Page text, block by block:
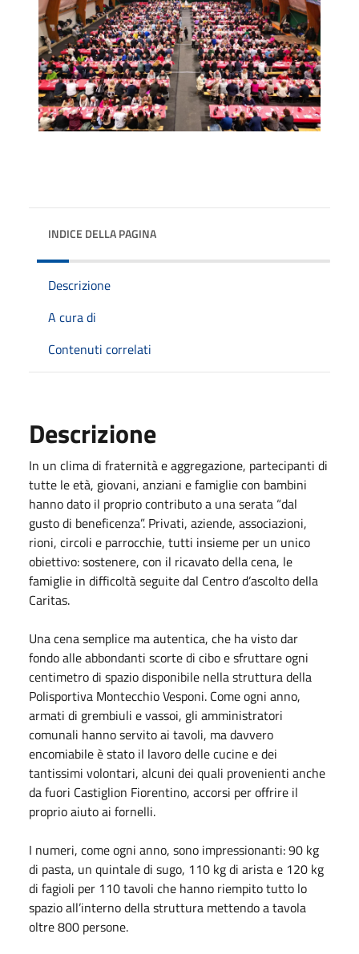
INDICE DELLA PAGINA
Descrizione
A cura di
Contenuti correlati
Descrizione
In un clima di fraternità e aggregazione, partecipanti di
tutte le età, giovani, anziani e famiglie con bambini
hanno dato il proprio contributo a una serata “dal
gusto di beneficenza”. Privati, aziende, associazioni,
rioni, circoli e parrocchie, tutti insieme per un unico
obiettivo: sostenere, con il ricavato della cena, le
famiglie in difficoltà seguite dal Centro d’ascolto della
Caritas.
Una cena semplice ma autentica, che ha visto dar
fondo alle abbondanti scorte di cibo e sfruttare ogni
centimetro di spazio disponibile nella struttura della
Polisportiva Montecchio Vesponi. Come ogni anno,
armati di grembiuli e vassoi, gli amministratori
comunali hanno servito ai tavoli, ma davvero
encomiabile è stato il lavoro delle cucine e dei
tantissimi volontari, alcuni dei quali provenienti anche
da fuori Castiglion Fiorentino, accorsi per offrire il
proprio aiuto ai fornelli.
I numeri, come ogni anno, sono impressionanti: 90 kg
di pasta, un quintale di sugo, 110 kg di arista e 120 kg
di fagioli per 110 tavoli che hanno riempito tutto lo
spazio all’interno della struttura mettendo a tavola
oltre 800 persone.